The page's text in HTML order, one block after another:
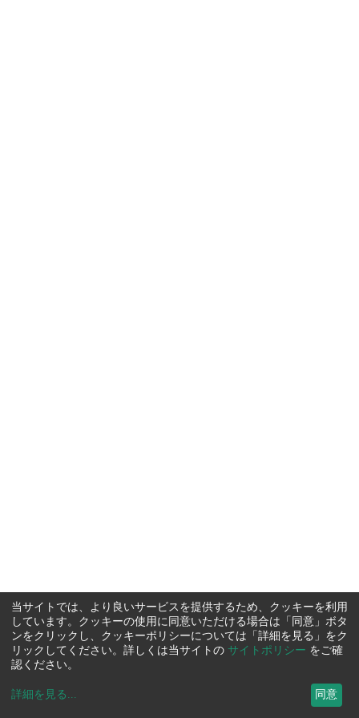
当サイトでは、より良いサービスを提供するため、クッキーを利用
しています。クッキーの使用に同意いただける場合は「同意」ボタ
ンをクリックし、クッキーポリシーについては「詳細を見る」をク
リックしてください。詳しくは当サイトの サイトポリシー をご確
認ください。
詳細を見る ... 同意